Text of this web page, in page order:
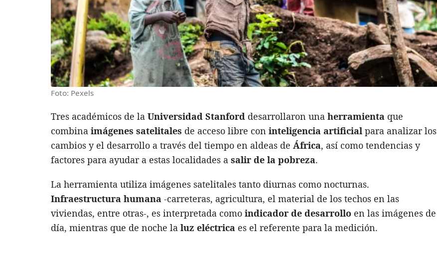
Foto: Pexels
Tres académicos de la Universidad Stanford desarrollaron una herramienta que
combina imágenes satelitales de acceso libre con inteligencia artificial para analizar los
cambios y el desarrollo a través del tiempo en aldeas de África, así como tendencias y
factores para ayudar a estas localidades a salir de la pobreza.
La herramienta utiliza imágenes satelitales tanto diurnas como nocturnas.
Infraestructura humana -carreteras, agricultura, el material de los techos en las
viviendas, entre otras-, es interpretada como indicador de desarrollo en las imágenes de
día, mientras que de noche la luz eléctrica es el referente para la medición.